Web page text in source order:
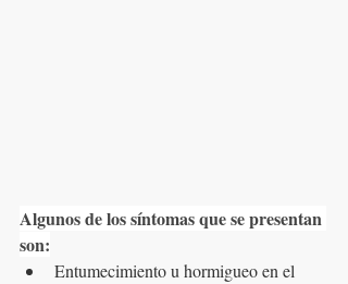
Algunos de los síntomas que se presentan
son:
Entumecimiento u hormigueo en el